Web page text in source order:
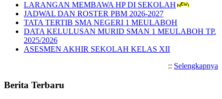
LARANGAN MEMBAWA HP DI SEKOLAH
JADWAL DAN ROSTER PBM 2026-2027
TATA TERTIB SMA NEGERI 1 MEULABOH
DATA KELULUSAN MURID SMAN 1 MEULABOH TP.
2025/2026
ASESMEN AKHIR SEKOLAH KELAS XII
:: Selengkapnya
Berita Terbaru